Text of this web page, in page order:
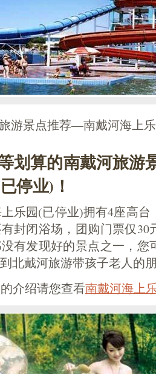
游景点推荐—南戴河海上
划算的南戴河旅
停业)！
(已停业)拥有4座高台
封闭浴场，团购门票仅30
有发现好的景点之一，您
北戴河旅游带孩子老人的
绍请您查看南戴河海上